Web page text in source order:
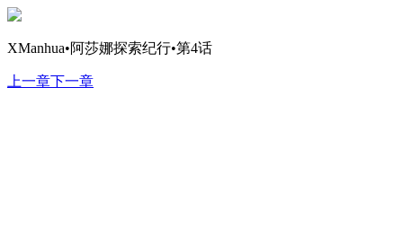
XManhua•阿莎娜探索纪行•第4话
上一章下一章